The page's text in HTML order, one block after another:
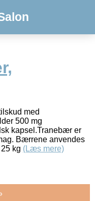
med
500 mg
kapsel.Tranebær er
Bærrene anvendes
kg (Læs mere)